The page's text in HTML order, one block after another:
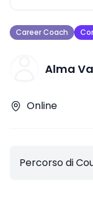
Career Coach
Alma
Online
Percorso di